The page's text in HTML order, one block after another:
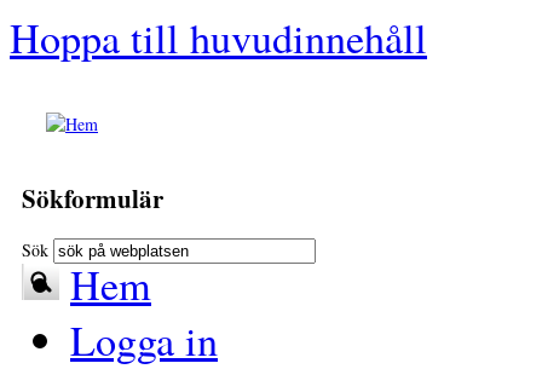
Hoppa till huvudinnehåll
Sökformulär
Sök
Hem
Logga in